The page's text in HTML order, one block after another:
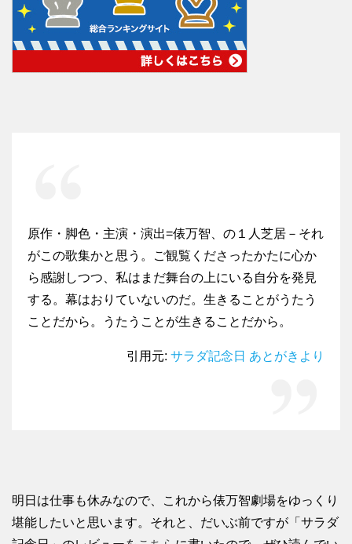
原作・脚色・主演・演出=俵万智、の１人芝居－それ
がこの歌集かと思う。ご観覧くださったかたに心か
ら感謝しつつ、私はまだ舞台の上にいる自分を発見
する。幕はおりていないのだ。生きることがうたう
ことだから。うたうことが生きることだから。
引用元: サラダ記念日 あとがきより
明日は仕事も休みなので、これから俵万智劇場をゆっくり
堪能したいと思います。それと、だいぶ前ですが「サラダ